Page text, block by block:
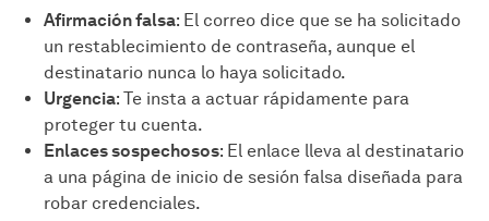
Afirmación falsa: El correo dice que se ha solicitado
un restablecimiento de contraseña, aunque el
destinatario nunca lo haya solicitado.
Urgencia: Te insta a actuar rápidamente para
proteger tu cuenta.
Enlaces sospechosos: El enlace lleva al destinatario
a una página de inicio de sesión falsa diseñada para
robar credenciales.